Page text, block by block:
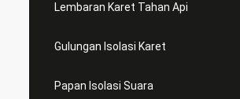
Lembaran Karet Tahan Api
Gulungan Isolasi Karet
Papan Isolasi Suara